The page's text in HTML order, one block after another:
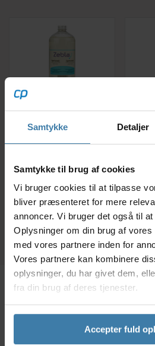
Samtykke Detaljer
Samtykke til brug af cookies
Vi bruger cookies til at tilpasse
bliver præsenteret for mere
annoncer. Vi bruger det også til
Oplysninger om din brug af
med vores partnere inden for
Vores partnere kan kombinere
oplysninger, du har givet dem,
fra din brug af deres tjenester.
Accepter fuld
Sportsvaskemiddel
1000 ml
+10 på lager